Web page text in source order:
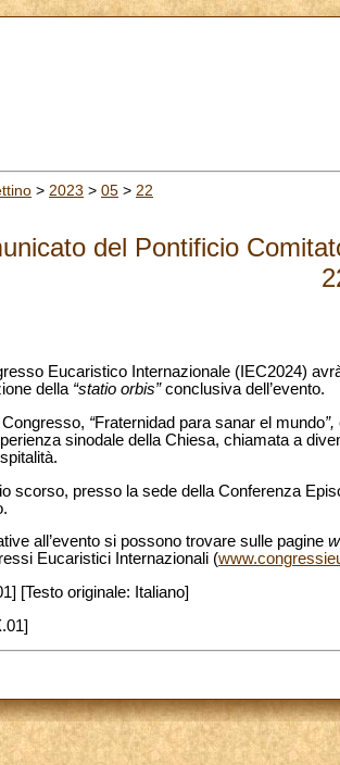
> 2023 > 05 > 22
del Pontificio
Eucaristico Internazionale (IEC2024)
della “statio orbis”conclusiva dell’evento.
Congresso, “Fraternidad para sanar el mundo”,
sinodale della Chiesa, chiamata a
scorso, presso la sede della Conferenza
all’evento si possono trovare sulle pagine
Eucaristici Internazionali (
[Testo originale: Italiano]